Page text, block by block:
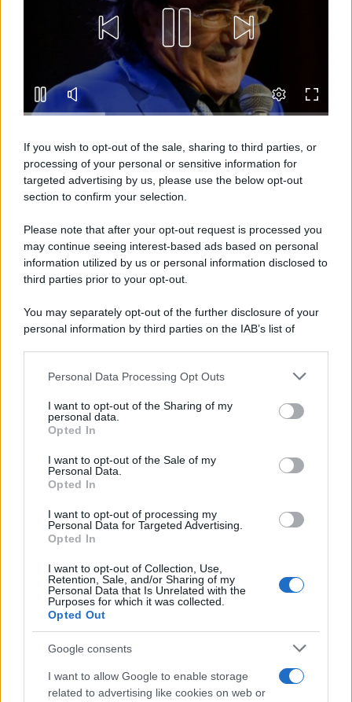
If you wish to opt-out of the sale, sharing to third parties, or
processing of your personal or sensitive information for
targeted advertising by us, please use the below opt-out
section to confirm your selection.
Please note that after your opt-out request is processed you
may continue seeing interest-based ads based on personal
information utilized by us or personal information disclosed to
third parties prior to your opt-out.
You may separately opt-out of the further disclosure of your
personal information by third parties on the IAB’s list of
This information may also be disclosed by us to third parties
disclose it to other third parties.
Please note that this website/app uses one or more Google
services and may gather and store information including but
not limited to your visit or usage behaviour. You may click to
grant or deny consent to Google and its third-party tags to
consent section.
Personal Data Processing Opt Outs
I want to opt-out of the Sharing of my
personal data.
Opted In
I want to opt-out of the Sale of my
Personal Data.
Opted In
I want to opt-out of processing my
Personal Data for Targeted Advertising.
Opted In
I want to opt-out of Collection, Use,
Retention, Sale, and/or Sharing of my
Personal Data that Is Unrelated with the
Purposes for which it was collected.
Opted Out
Google consents
I want to allow Google to enable storage
related to advertising like cookies on web or
Lo sapevi che...
Oroscopo di Fox, lunedì 10 agosto
Oroscopo di Fox, lunedì 10 agosto